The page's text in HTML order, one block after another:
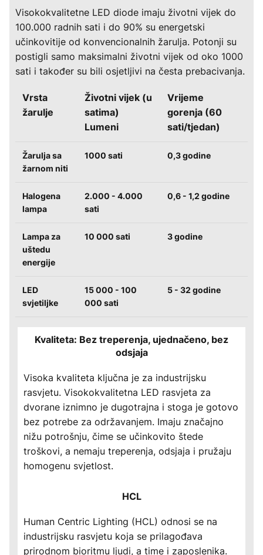
Visokokvalitetne LED diode imaju životni vijek do
100.000 radnih sati i do 90% su energetski
učinkovitije od konvencionalnih žarulja. Potonji su
postigli samo maksimalni životni vijek od oko 1000
sati i također su bili osjetljivi na česta prebacivanja.
Vrsta
žarulje
Životni vijek (u
satima)
Lumeni
Vrijeme
gorenja (60
sati/tjedan)
Žarulja sa
žarnom niti
1000 sati 0,3 godine
Halogena
lampa
2.000 - 4.000
sati
0,6 - 1,2 godine
Lampa za
uštedu
energije
10 000 sati 3 godine
LED
svjetiljke
15 000 - 100
000 sati
5 - 32 godine
Kvaliteta: Bez treperenja, ujednačeno, bez
odsjaja
Visoka kvaliteta ključna je za industrijsku
rasvjetu. Visokokvalitetna LED rasvjeta za
dvorane iznimno je dugotrajna i stoga je gotovo
bez potrebe za održavanjem. Imaju značajno
nižu potrošnju, čime se učinkovito štede
troškovi, a nemaju treperenja, odsjaja i pružaju
homogenu svjetlost.
HCL
Human Centric Lighting (HCL) odnosi se na
industrijsku rasvjetu koja se prilagođava
prirodnom bioritmu ljudi, a time i zaposlenika.